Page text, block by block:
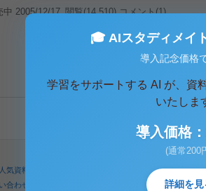
中 2005/12/17 閲覧(14,510) コメント(1)
人気資料
検索
合わせ
🎓 AIスタディメイ
導入記念価格
学習をサポートする AI が、資
いたしま
導入価格
(通常200
詳細を見